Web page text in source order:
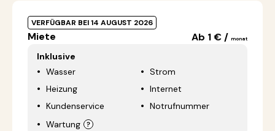
VERFÜGBAR BEI 14 AUGUST 2026
Miete Ab 1 € / monat
Inklusive
Wasser
Strom
Heizung
Internet
Kundenservice
Notrufnummer
Wartung